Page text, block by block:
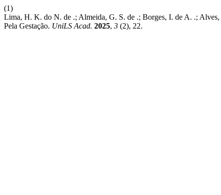
(1)
Lima, H. K. do N. de .; Almeida, G. S. de .; Borges, I. de A. .;
Pela Gestação. UniLS Acad. 2025, 3 (2), 22.